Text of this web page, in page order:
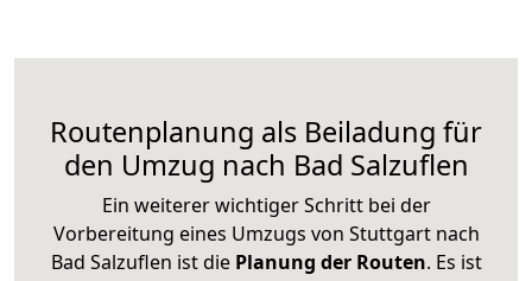
Routenplanung als Beiladung für
den Umzug nach Bad Salzuflen
Ein weiterer wichtiger Schritt bei der
Vorbereitung eines Umzugs von Stuttgart nach
Bad Salzuflen ist diePlanung der Routen. Es ist